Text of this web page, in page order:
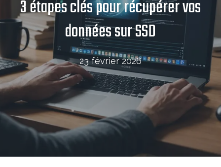
3 étapes clés pour récupérer vos
données sur SSD
23 février 2026